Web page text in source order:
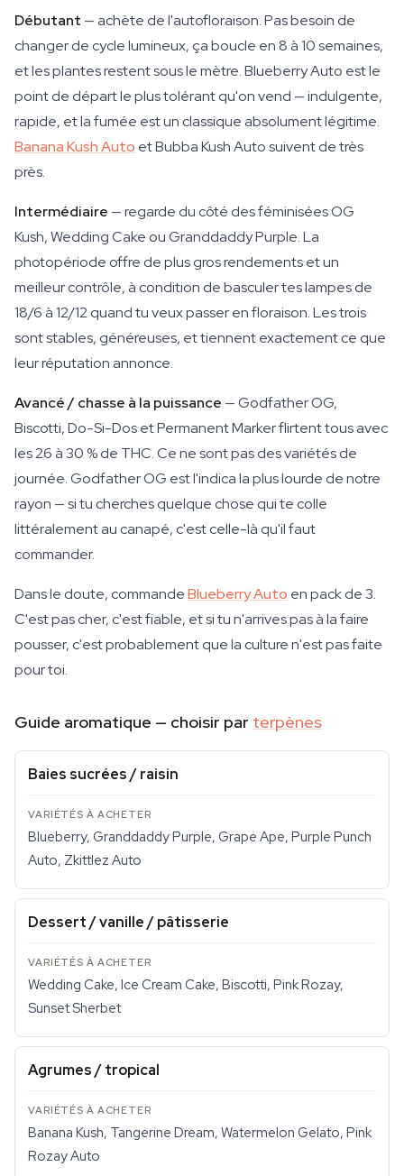
Débutant — achète de l'autofloraison. Pas besoin de
changer de cycle lumineux, ça boucle en 8 à 10 semaines,
et les plantes restent sous le mètre. Blueberry Auto est le
point de départ le plus tolérant qu'on vend — indulgente,
rapide, et la fumée est un classique absolument légitime.
Banana Kush Auto et Bubba Kush Auto suivent de très
près.
Intermédiaire — regarde du côté des féminisées OG
Kush, Wedding Cake ou Granddaddy Purple. La
photopériode offre de plus gros rendements et un
meilleur contrôle, à condition de basculer tes lampes de
18/6 à 12/12 quand tu veux passer en floraison. Les trois
sont stables, généreuses, et tiennent exactement ce que
leur réputation annonce.
Avancé / chasse à la puissance — Godfather OG,
Biscotti, Do-Si-Dos et Permanent Marker flirtent tous avec
les 26 à 30 % de THC. Ce ne sont pas des variétés de
journée. Godfather OG est l'indica la plus lourde de notre
rayon — si tu cherches quelque chose qui te colle
littéralement au canapé, c'est celle-là qu'il faut
commander.
Dans le doute, commandeBlueberry Auto en pack de 3.
C'est pas cher, c'est fiable, et si tu n'arrives pas à la faire
pousser, c'est probablement que la culture n'est pas faite
pour toi.
Guide aromatique — choisir par terpènes
Baies sucrées / raisin
Blueberry, Granddaddy Purple, Grape Ape, Purple Punch
Auto, Zkittlez Auto
Dessert / vanille / pâtisserie
Wedding Cake, Ice Cream Cake, Biscotti, Pink Rozay,
Sunset Sherbet
Agrumes / tropical
Banana Kush, Tangerine Dream, Watermelon Gelato, Pink
Rozay Auto